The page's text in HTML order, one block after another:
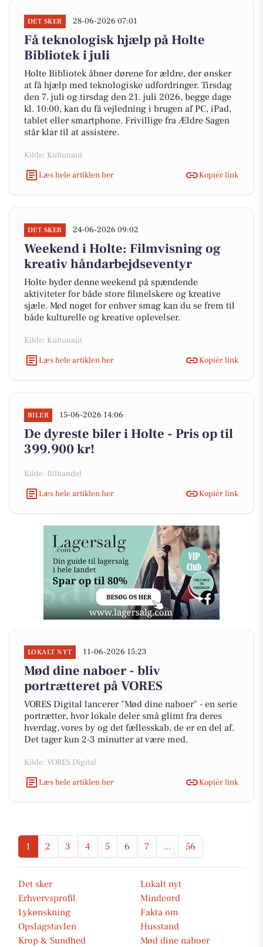
DET SKER 28-06-2026 07:01
Få teknologisk hjælp på Holte
Bibliotek i juli
Holte Bibliotek åbner dørene for ældre, der ønsker
at få hjælp med teknologiske udfordringer. Tirsdag
den 7. juli og tirsdag den 21. juli 2026, begge dage
kl. 10:00, kan du få vejledning i brugen af PC, iPad,
tablet eller smartphone. Frivillige fra Ældre Sagen
står klar til at assistere.
Kilde: Kultunaut
Læs hele artiklen her
Kopiér link
DET SKER 24-06-2026 09:02
Weekend i Holte: Filmvisning og
kreativ håndarbejdseventyr
Holte byder denne weekend på spændende
aktiviteter for både store filmelskere og kreative
sjæle. Med noget for enhver smag kan du se frem til
både kulturelle og kreative oplevelser.
Kilde: Kultunaut
Læs hele artiklen her
Kopiér link
BILER 15-06-2026 14:06
De dyreste biler i Holte - Pris op til
399.900 kr!
Kilde: Bilhandel
Læs hele artiklen her
Kopiér link
LOKALT NYT 11-06-2026 15:23
Mød dine naboer - bliv
portrætteret på VORES
VORES Digital lancerer "Mød dine naboer" - en serie
portrætter, hvor lokale deler små glimt fra deres
hverdag, vores by og det fællesskab, de er en del af.
Det tager kun 2-3 minutter at være med.
Kilde: VORES Digital
Læs hele artiklen her
Kopiér link
1 2 3 4 5 6 7 ... 56
Det sker
Lokalt nyt
Erhvervsprofil
Mindeord
Lykønskning
Fakta om
Opslagstavlen
Husstand
Krop & Sundhed
Mød dine naboer